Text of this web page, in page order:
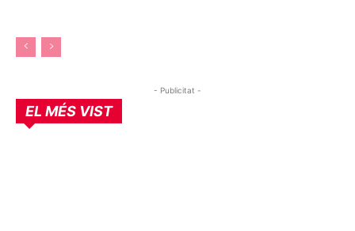
- Publicitat -
EL MÉS VIST